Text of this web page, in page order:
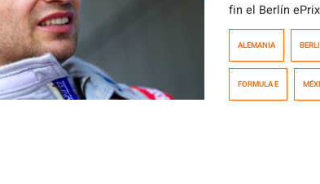
fin el Berlín
campeonato,
excluido por
reglamentados
fecha de la
ALEMANIA
FORMULA E